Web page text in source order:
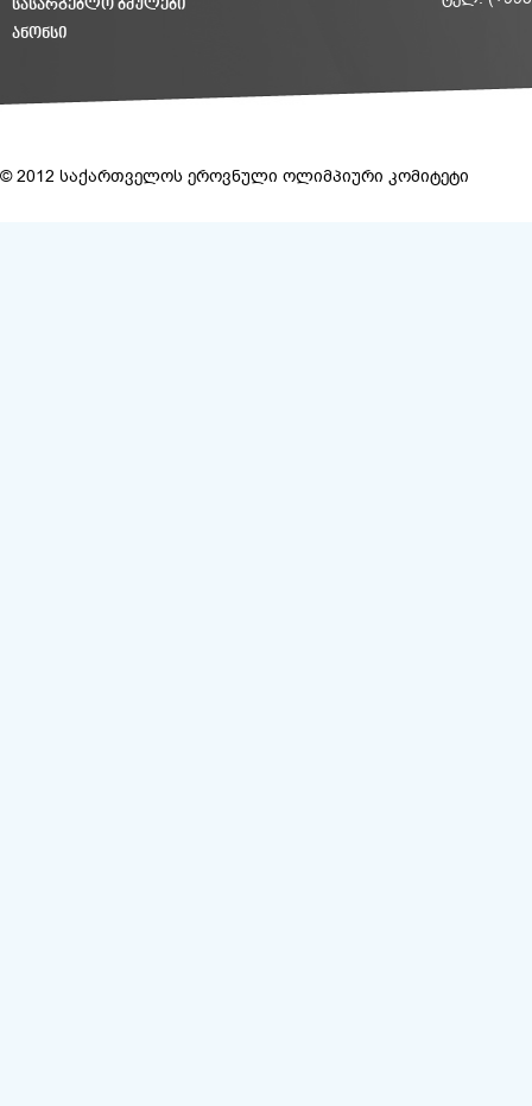
ᲡᲐᲡᲐᲠᲒᲔᲑᲚᲝ ᲑᲛᲣᲚᲔᲑᲘ
ᲐᲜᲝᲜᲡᲘ
© 2012 საქართველოს ეროვნული ოლიმპიური კომიტეტი